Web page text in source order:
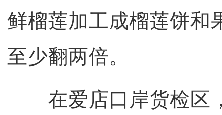
鲜榴莲加工成榴莲饼和
至少翻两倍。
在爱店口岸货检区